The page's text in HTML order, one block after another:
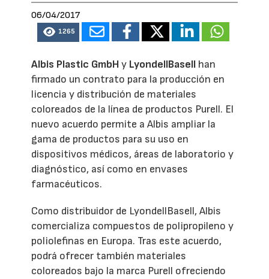
06/04/2017
1265
Albis Plastic GmbHy LyondellBasell han
firmado un contrato para la producción en
licencia y distribución de materiales
coloreados de la línea de productos Purell. El
nuevo acuerdo permite a Albis ampliar la
gama de productos para su uso en
dispositivos médicos, áreas de laboratorio y
diagnóstico, así como en envases
farmacéuticos.
Como distribuidor de LyondellBasell, Albis
comercializa compuestos de polipropileno y
poliolefinas en Europa. Tras este acuerdo,
podrá ofrecer también materiales
coloreados bajo la marca Purell ofreciendo